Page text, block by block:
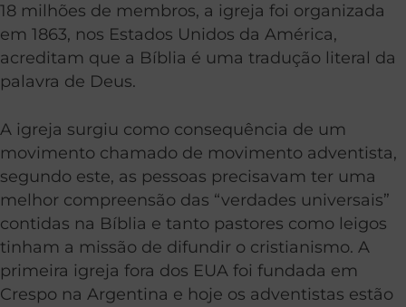
18 milhões de membros, a igreja foi organizada
em 1863, nos Estados Unidos da América,
acreditam que a Bíblia é uma tradução literal da
palavra de Deus.
A igreja surgiu como consequência de um
movimento chamado de movimento adventista,
segundo este, as pessoas precisavam ter uma
melhor compreensão das “verdades universais”
contidas na Bíblia e tanto pastores como leigos
tinham a missão de difundir o cristianismo. A
primeira igreja fora dos EUA foi fundada em
Crespo na Argentina e hoje os adventistas estão